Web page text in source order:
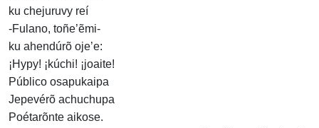
ku chejuruvy reí
-Fulano, toñe’ẽmi-
ku ahendúrõ oje’e:
¡Hypy! ¡kúchi! ¡joaite!
Público osapukaipa
Jepevérõ achuchupa
Poétarõnte aikose.